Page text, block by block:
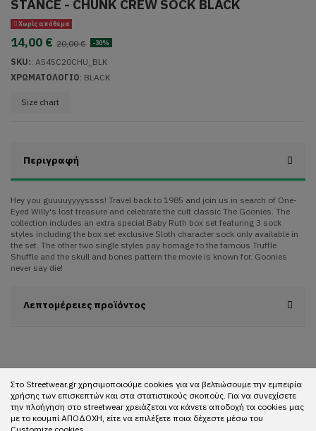
STANCE - CHUNK CREW SOCK BLACK
Χωρίς απόθεμα
14,00 € 20,00 € -30%
SKU:: A545C20CHU_BLK
ΧΡΩΜΑΤΟΛΟΓΙΟ: BLACK
Size chart
Περιγραφή
Hey you guuuuyyyyssss! Travel back to 1985 and join us in search of One-
Eyed Willy's lost treasure and celebrate the cult classic The Goonies. The
collection includes an extra special Baby Ruth box set featuring 3 sock
styles including the box set exclusive Sloth character sock only available in
the set. The other two single styles pay homage to the famous Truffle
Shuffle and the skull and bones pattern the movie is known for. Goonies
never say die!
Λεπτομέρειες προϊόντος
Πληροφορίες
Στο Streetwear.gr χρησιμοποιούμε cookies για να βελτιώσουμε την εμπειρία
χρήσης των επισκεπτών και στα στατιστικούς σκοπούς. Για να συνεχίσετε
την πλοήγηση στο streetwear χρειάζεται να κάνετε αποδοχή τα cookies μας
με το κουμπί ΑΠΟΔΟΧΗ, είτε να επιλέξετε ποια δέχεστε μέσω του